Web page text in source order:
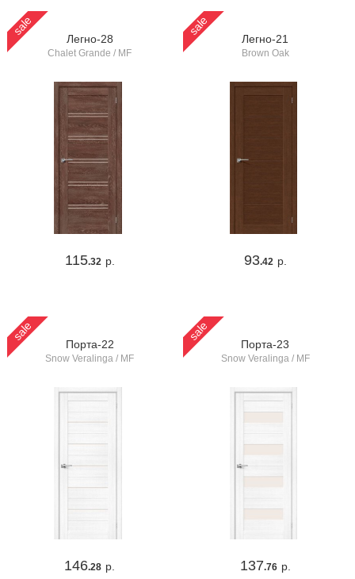
sale
Легно-28
Chalet Grande / MF
115.32 р.
sale
Легно-21
Brown Oak
93.42 р.
sale
Порта-22
Snow Veralinga / MF
146.28 р.
sale
Порта-23
Snow Veralinga / MF
137.76 р.